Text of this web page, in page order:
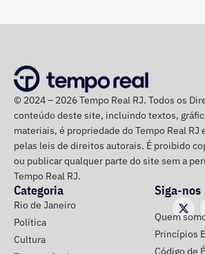
Declarações de Fernando Jordão em
mantida por uma associação
conservação e manutenção dos
O projeto imobiliário, de
é inspirador em um modelo parecido
na Península, no Rio2 e no Centro
proposta foi aprovada pela Prefeitura
ano passado e prevê um investimento
milhões.
*Com informações do Diário do Rio.
© 2024 – 2026 Tempo Real RJ. Todos os
conteúdo deste site, incluindo textos,
materiais, é propriedade do Tempo Real RJ
pelas leis de direitos autorais. É proibido
ou publicar qualquer parte do site sem a
Tempo Real RJ.
Categoria
Rio de Janeiro
Política
Cultura
Siga-nos
Quem
Princípios
Código de